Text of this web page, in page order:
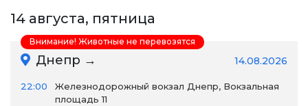
14 августа, пятница
Днепр → 14.08.2026
22:00
Железнодорожный вокзал Днепр, Вокзальная
площадь 11
Внимание! Животные не перевозятся